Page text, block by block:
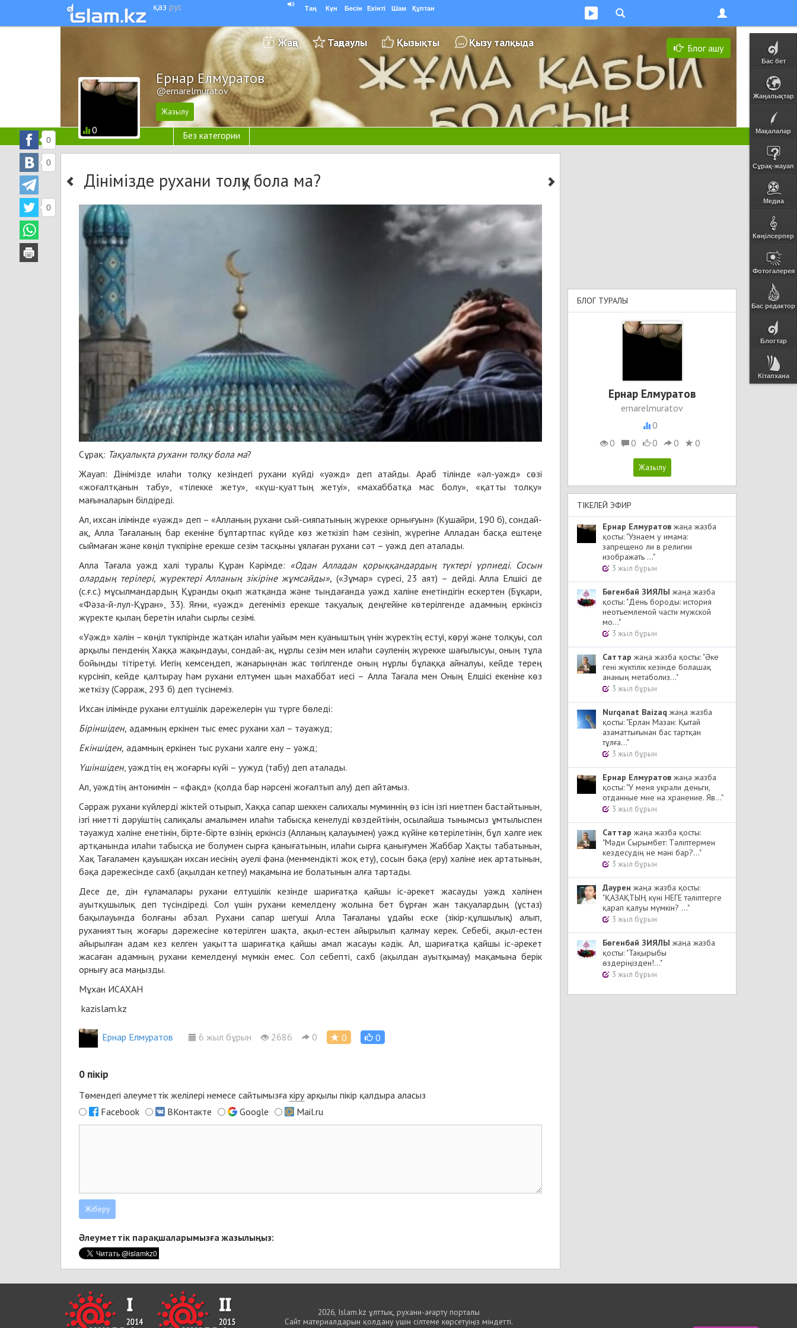
қаз рус Таң Күн Бесін Екінті Шам Құптан
Бас бет
Жаңалықтар
Мақалалар
Сұрақ-жауап
Медиа
Көңілсерпер
Фотогалерея
Бас редактор
Блогтар
Кітапхана
Блог ашу
Жаңа Таңдаулы Қызықты Қызу талқыда
0
Ернар Елмуратов
@ernarelmuratov
Без категории
Дінімізде рухани толқу бола ма?
0
0
0
Сұрақ: Тақуалықта рухани толқу бола ма?
Жауап: Дінімізде илаһи толқу кезіндегі рухани күйді «уәжд» деп атайды. Араб тілінде «әл-уәжд» сөзі
«жоғалтқанын табу», «тілекке жету», «күш-қуаттың жетуі», «махаббатқа мас болу», «қатты толқу»
мағыналарын білдіреді.
Ал, ихсан ілімінде «уәжд» деп – «Алланың рухани сый-сияпатының жүрекке орнығуын» (Кушайри, 190 б), сондай-
ақ, Алла Тағаланың бар екеніне бұлтартпас күйде көз жеткізіп һәм сезініп, жүрегіне Алладан басқа ештеңе
сыймаған және көңіл түкпіріне ерекше сезім тасқыны ұялаған рухани сәт – уәжд деп аталады.
Алла Тағала уәжд халі туралы Құран Кәрімде: «Одан Алладан қорыққандардың түктері үрпиеді. Сосын
олардың терілері, жүректері Алланың зікіріне жұмсайды», («Зұмар» сүресі, 23 аят) – дейді. Алла Елшісі де
(с.ғ.с.) мұсылмандардың Құранды оқып жатқанда және тыңдағанда уәжд халіне енетіндігін ескертен (Бұқари,
«Фәза-й-лул-Құран», 33). Яғни, «уәжд» дегеніміз ерекше тақуалық деңгейіне көтерілгенде адамның еркінсіз
жүректе қылаң беретін илаһи сырлы сезімі.
«Уәжд» хәлін – көңіл түкпірінде жатқан илаһи уайым мен қуаныштың үнін жүректің естуі, көруі және толқуы, сол
арқылы пенденің Хаққа жақындауы, сондай-ақ, нұрлы сезім мен илаһи сәуленің жүрекке шағылысуы, оның тұла
бойыңды тітіретуі. Иегің кемсеңдеп, жанарыңнан жас төгілгенде оның нұрлы бұлаққа айналуы, кейде терең
күрсініп, кейде қалтырау һәм рухани елтумен шын махаббат иесі – Алла Тағала мен Оның Елшісі екеніне көз
жеткізу (Сәрраж, 293 б) деп түсінеміз.
Ихсан ілімінде рухани елтушілік дәрежелерін үш түрге бөледі:
Біріншіден, адамның еркінен тыс емес рухани хал – тәуажуд;
Екіншіден, адамның еркінен тыс рухани халге ену – уәжд;
Үшіншіден, уәждтің ең жоғарғы күйі – уужуд (табу) деп аталады.
Ал, уәждтің антонимін – «фақд» (қолда бар нәрсені жоғалтып алу) деп айтамыз.
Сәрраж рухани күйлерді жіктей отырып, Хаққа сапар шеккен салихалы муминнің өз ісін ізгі ниетпен бастайтынын,
ізгі ниетті дәруіштің салиқалы амалымен илаһи табысқа кенелуді көздейтінін, осылайша тынымсыз ұмтылыспен
тәуажуд хәліне енетінін, бірте-бірте өзінің еркінсіз (Алланың қалауымен) уәжд күйіне көтерілетінін, бұл хәлге иек
артқанында илаһи табысқа ие болумен сырға қанығатынын, илаһи сырға қанығумен Жаббар Хақты табатынын,
Хақ Тағаламен қауышқан ихсан иесінің әуелі фәна (менмендікті жоқ ету), сосын бәқа (еру) хәліне иек артатынын,
бәқа дәрежесінде сахб (ақылдан кетпеу) мақамына ие болатынын алға тартады.
Десе де, дін ғұламалары рухани елтушілік кезінде шариғатқа қайшы іс-әрекет жасауды уәжд хәлінен
ауытқушылық деп түсіндіреді. Сол үшін рухани кемелдену жолына бет бұрған жан тақуалардың (ұстаз)
бақылауында болғаны абзал. Рухани сапар шегуші Алла Тағаланы ұдайы еске (зікір-құлшылық) алып,
руханияттың жоғары дәрежесіне көтерілген шақта, ақыл-естен айырылып қалмау керек. Себебі, ақыл-естен
айырылған адам кез келген уақытта шариғатқа қайшы амал жасауы кәдік. Ал, шариғатқа қайшы іс-әрекет
жасаған адамның рухани кемелденуі мүмкін емес. Сол себепті, сахб (ақылдан ауытқымау) мақамына берік
орнығу аса маңызды.
Мұхан ИСАХАН
kazislam.kz
Ернар Елмуратов 6 жыл бұрын 2686 0 0 0
0 пікір
Төмендегі әлеуметтік желілері немесе сайтымызға кіруарқылы пікір қалдыра аласыз
Facebook
ВКонтакте Google Mail.ru
Әлеуметтік парақшаларымызға жазылыңыз:
БЛОГ ТУРАЛЫ
Ернар Елмуратов
ernarelmuratov
0
0
0 0 0 0
ТІКЕЛЕЙ ЭФИР
Ернар Елмуратов жаңа жазба
қосты: "Узнаем у имама:
запрещено ли в религии
изображать ..."
3 жыл бұрын
Бөгенбай ЗИЯЛЫ жаңа жазба
қосты: "День бороды: история
неотъемлемой части мужской
мо..."
3 жыл бұрын
Cаттар жаңа жазба қосты: "Әке
гені жүктілік кезінде болашақ
ананың метаболиз..."
3 жыл бұрын
Nurqanat Baizaq жаңа жазба
қосты: "Ерлан Мазан: Қытай
азаматтығынан бас тартқан
тұлға..."
3 жыл бұрын
Ернар Елмуратов жаңа жазба
қосты: "У меня украли деньги,
отданные мне на хранение. Яв..."
3 жыл бұрын
Cаттар жаңа жазба қосты:
"Мәди Сырымбет: Тәліптермен
кездесудің не мәні бар?..."
3 жыл бұрын
Дәурен жаңа жазба қосты:
"ҚАЗАҚТЫҢ күні НЕГЕ тәліптерге
қарап қалуы мүмкін? ..."
3 жыл бұрын
Бөгенбай ЗИЯЛЫ жаңа жазба
қосты: "Тақырыбы
өздеріңізден!..."
3 жыл бұрын
2026, Islam.kz ұлттық, рухани-ағарту порталы
Сайт материалдарын қолдану үшін сілтеме көрсетуіңіз міндетті.